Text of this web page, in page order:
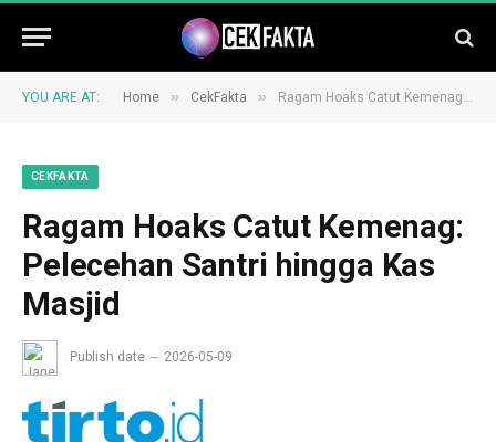
YOU ARE AT: Home » CekFakta » Ragam Hoaks Catut Kemenag: Pelecehan Santri hingga Kas Masjid
CEKFAKTA
Ragam Hoaks Catut Kemenag:
Pelecehan Santri hingga Kas
Masjid
Publish date 2026-05-09